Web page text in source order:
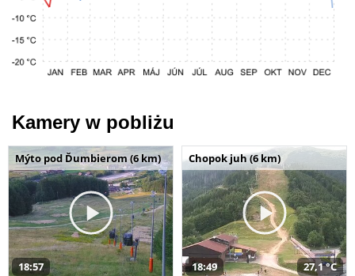
Kamery w pobliżu
Mýto pod Ďumbierom (6 km)
18:57
Chopok juh (6 km)
18:49 27,1 °C